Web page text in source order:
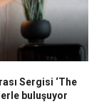
Sergisi ‘The
buluşuyor